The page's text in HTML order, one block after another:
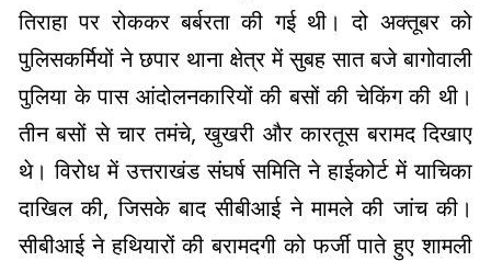
तिराहा पर रोककर बर्बरता की गई थी। दो अक्तूबर को
पुलिसकर्मियों ने छपार थाना क्षेत्र में सुबह सात बजे बागोवाली
पुलिया के पास आंदोलनकारियों की बसों की चेकिंग की थी।
तीन बसों से चार तमंचे, खुखरी और कारतूस बरामद दिखाए
थे। विरोध में उत्तराखंड संघर्ष समिति ने हाईकोर्ट में याचिका
दाखिल की, जिसके बाद सीबीआई ने मामले की जांच की।
सीबीआई ने हथियारों की बरामदगी को फर्जी पाते हुए शामली